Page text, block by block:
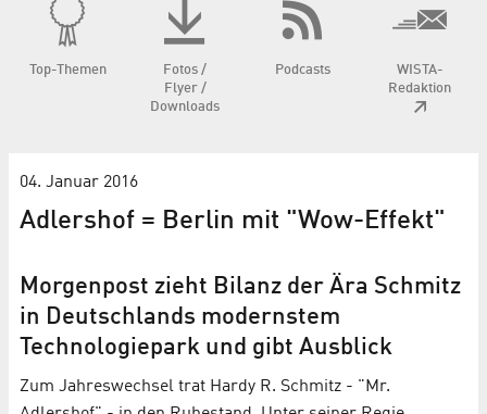
Top-Themen
Fotos /
Flyer /
Downloads
Podcasts
WISTA-
Redaktion
04. Januar 2016
Adlershof = Berlin mit "Wow-Effekt"
Morgenpost zieht Bilanz der Ära Schmitz
in Deutschlands modernstem
Technologiepark und gibt Ausblick
Zum Jahreswechsel trat Hardy R. Schmitz - "Mr.